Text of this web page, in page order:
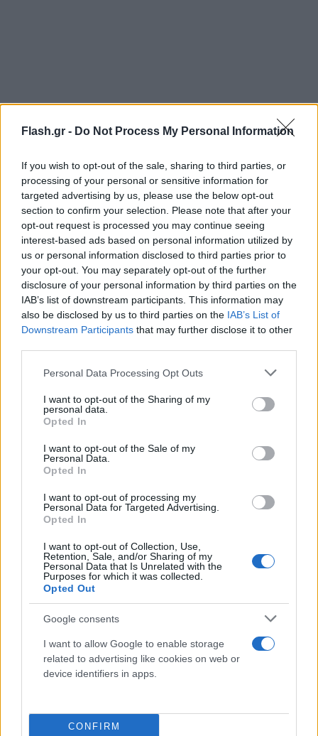
Flash.gr - Do Not Process My Personal Information
If you wish to opt-out of the sale, sharing to third parties, or
processing of your personal or sensitive information for
targeted advertising by us, please use the below opt-out
section to confirm your selection. Please note that after your
opt-out request is processed you may continue seeing
interest-based ads based on personal information utilized by
us or personal information disclosed to third parties prior to
your opt-out. You may separately opt-out of the further
disclosure of your personal information by third parties on the
IAB’s list of downstream participants. This information may
also be disclosed by us to third parties on the IAB’s List of
Downstream Participants that may further disclose it to other
Please note that this website/app uses one or more Google
not limited to your visit or usage behaviour. You may click to
grant or deny consent to Google and its third-party tags to
use your data for below specified purposes in below Google
consent section.
Personal Data Processing Opt Outs
I want to opt-out of the Sharing of my
personal data.
Opted In
I want to opt-out of the Sale of my
Personal Data.
Opted In
I want to opt-out of processing my
Personal Data for Targeted Advertising.
Opted In
I want to opt-out of Collection, Use,
Retention, Sale, and/or Sharing of my
Personal Data that Is Unrelated with the
Purposes for which it was collected.
Opted Out
Google consents
I want to allow Google to enable storage
related to advertising like cookies on web or
device identifiers in apps.
CONFIRM
Στη συνέχεια απευθύνθηκε στονΜαρκ Ρούτε
τον ρώτησε για το ποιες θα πρέπει να είναι οι
κυρώσεις που θα πρέπει να επιβληθούν στην
Ελλάδα και στην Ολλανδία, η οποία -όπως είπε-
είναι συνυπεύθυνη για «παραβίαση των
ανθρωπίνων δικαιωμάτων» και πρόσθεσε πως
πολλοί δήμοι στην Ολλανδία θέλουν να
φιλοξενήσουν πρόσφυγες και η κυβέρνηση το
αρνείται.
Από την πλευρά του ο πρωθυπουργός, φανερά
εκνευρισμένος, τόνισε: «Γνωρίζω ότι στην χώρα
σας μπορείτε να κάνετε ευθέως ερωτήσεις. Δεν σας